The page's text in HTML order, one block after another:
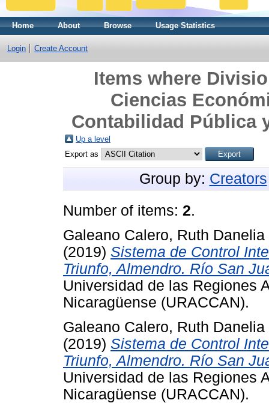
Home About Browse Usage Statistics
Login Create Account
Items where
Ciencias
Contabilidad Pública
Up a level
Export as
Group by: Creators
Number of items: 2.
Galeano Calero, Ruth Danelia
(2019) Sistema de Control
Triunfo, Almendro. Río San
Universidad de las Regiones
Nicaragüense (URACCAN).
Galeano Calero, Ruth Danelia
(2019) Sistema de Control
Triunfo, Almendro. Río San
Universidad de las Regiones
Nicaragüense (URACCAN).